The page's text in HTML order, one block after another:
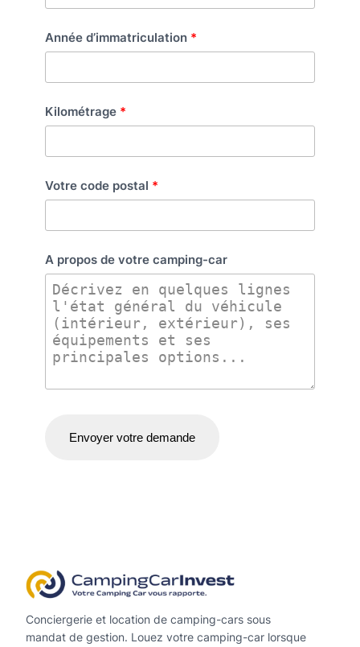
Année d’immatriculation
Kilométrage
Votre code postal
A propos de votre camping-car
Envoyer votre demande
Conciergerie et location de camping-cars sous
mandat de gestion. Louez votre camping-car lorsque